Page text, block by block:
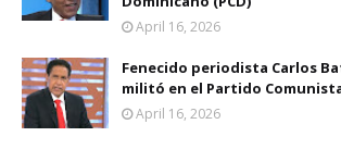
April 16, 2026
Fenecido periodista Carlos
militó en el Partido
April 16, 2026